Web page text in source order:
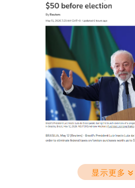
能力的较量。企业需建立主动合
穿透式资质审查。从业者面临合
定性增加的双重压力。长三角外
求占比已达79%，较2025年提升
三态速递：以合规风控系统赋能
在这一合规浪潮中，三态速递（
1. 登录亚马逊卖家平台，进入 【
2. 点击 【创建新配送模板】
3. 在页面左侧找到并启用 【注册
费用计划】 按钮
1. 回到主菜单，将鼠标指向 【库
2. 选择您的所有ASIN，点击 【
（图源：路透
本文将为跨境卖家详细解读新政要
显示更多